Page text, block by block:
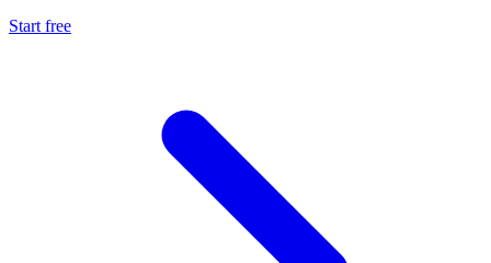
Start free